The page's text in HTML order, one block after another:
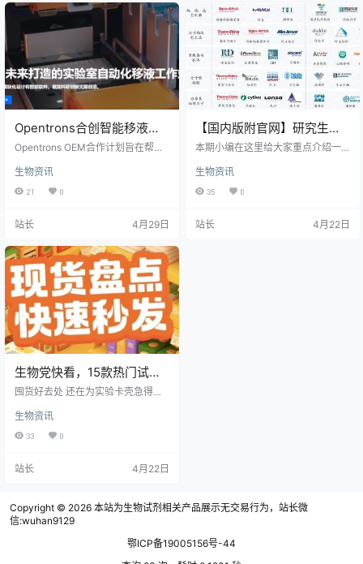
严格的质量检测体系，不断孕育、
培养和打造自身强有力的核心竞争
力，并已获得了业内的广泛认可。
在借鉴全式金博士后（青年英才）
项目的成熟经验的基础上，探索出
独具特色的博…
气体置换时间 (0.6 mm 针头装置的
气体自然流速 >0.2 mL/秒)，注意不
要将粉末吹起，操作完毕后，请注
意将气球封口以…
Opentrons合创智能移液工
作站
Opentrons OEM合作计划旨在帮助
案，以满足其客户的需求。无论是
开发带有经过验证协议的品牌系
们的团队具备专业知识，能够帮助
解决方案。 试剂分装 使用 Flex 分装
工作站，您可以将样品或试剂从 2、
12 或 15 mL 离心管中自动分装到 9
6 孔板中。该工作站可自动执行…
生物资讯
21 0
站长 4月29日
【国内版附官网】研究生科
研试剂选购：纯度 / 批次 / 溶
本期小编在这里给大家重点介绍一
总结优势与不足，仅供参考。科研
试剂品种繁多，科研试剂主要分为
技术门槛较高。实验耗材可以分为
生物资讯
35 0
站长 4月22日
生物党快看，15款热门试剂
耗材现货盘点，下单秒就发
囤货好去处 还在为实验卡壳急得抓
流？今天这篇文章，绝对是你的科
研救星！我们刚完成新一轮现货大
度，快跟我一起看看都有哪些宝贝
生物资讯
33 0
站长 4月22日
Copyright © 2026 本站为生物试剂相关产品展示无交易行为，站长微
信:wuhan9129
鄂ICP备19005156号-44